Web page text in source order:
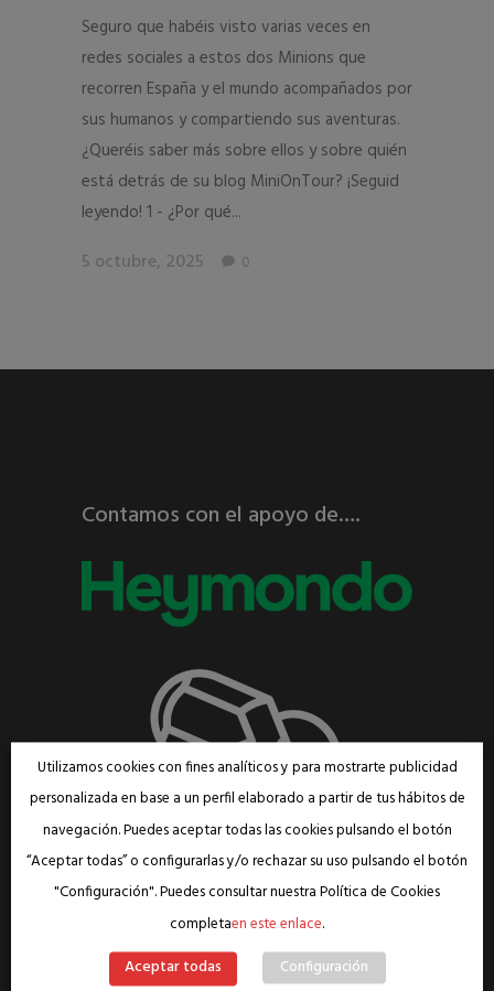
Seguro que habéis visto varias veces en
redes sociales a estos dos Minions que
recorren España y el mundo acompañados por
sus humanos y compartiendo sus aventuras.
¿Queréis saber más sobre ellos y sobre quién
está detrás de su blog MiniOnTour? ¡Seguid
leyendo! 1 - ¿Por qué...
5 octubre, 2025 0
Contamos con el apoyo de….
Utilizamos cookies con fines analíticos y para mostrarte publicidad
personalizada en base a un perfil elaborado a partir de tus hábitos de
navegación. Puedes aceptar todas las cookies pulsando el botón
“Aceptar todas” o configurarlas y/o rechazar su uso pulsando el botón
"Configuración". Puedes consultar nuestra Política de Cookies
completaen este enlace.
Aceptar todas Configuración